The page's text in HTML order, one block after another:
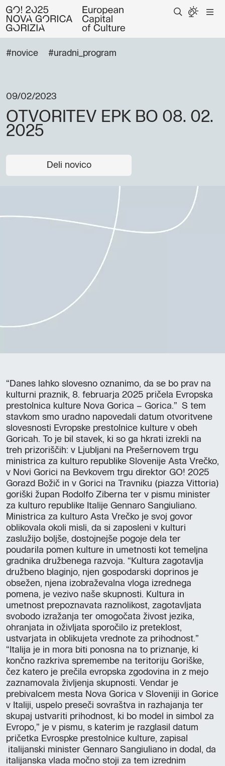
#novice #uradni_program
09/02/2023
OTVORITEV EPK BO 08. 02.
2025
Deli novico
“Danes lahko slovesno oznanimo, da se bo prav na
kulturni praznik, 8. februarja 2025 pričela Evropska
prestolnica kulture Nova Gorica – Gorica.” S tem
stavkom smo uradno napovedali datum otvoritvene
slovesnosti Evropske prestolnice kulture v obeh
Goricah. To je bil stavek, ki so ga hkrati izrekli na
treh prizoriščih: v Ljubljani na Prešernovem trgu
ministrica za kulturo republike Slovenije Asta Vrečko,
v Novi Gorici na Bevkovem trgu direktor GO! 2025
Gorazd Božič in v Gorici na Travniku (piazza Vittoria)
goriški župan Rodolfo Ziberna ter v pismu minister
za kulturo republike Italije Gennaro Sangiuliano.
Ministrica za kulturo Asta Vrečko je svoj govor
oblikovala okoli misli, da si zaposleni v kulturi
zaslužijo boljše, dostojnejše pogoje dela ter
poudarila pomen kulture in umetnosti kot temeljna
gradnika družbenega razvoja. “Kultura zagotavlja
družbeno blaginjo, njen gospodarski doprinos je
obsežen, njena izobraževalna vloga izrednega
pomena, je vezivo naše skupnosti. Kultura in
umetnost prepoznavata raznolikost, zagotavljata
svobodo izražanja ter omogočata živost jezika,
ohranjata in oživljata sporočilo iz preteklost,
ustvarjata in oblikujeta vrednote za prihodnost.”
“Italija je in mora biti ponosna na to priznanje, ki
končno razkriva spremembe na teritoriju Goriške,
čez katero je prečila evropska zgodovina in z mejo
zaznamovala življenja skupnosti. Vendar je
prebivalcem mesta Nova Gorica v Sloveniji in Gorice
v Italiji, uspelo preseči sovraštva in razhajanja ter
skupaj ustvariti prihodnost, ki bo model in simbol za
Evropo,” je v pismu, s katerim je razglasil datum
pričetka Evrospke prestolnice kulture, zapisal
italijanski minister Gennaro Sangiuliano in dodal, da
italijanska vlada močno stoji za tem izrednim